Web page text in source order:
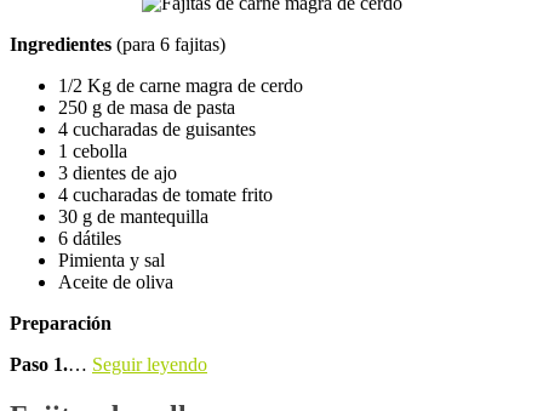
Ingredientes (para 6 fajitas)
1/2 Kg de carne magra de cerdo
250 g de masa de pasta
4 cucharadas de guisantes
1 cebolla
3 dientes de ajo
4 cucharadas de tomate frito
30 g de mantequilla
6 dátiles
Pimienta y sal
Aceite de oliva
Preparación
Paso 1.… Seguir leyendo